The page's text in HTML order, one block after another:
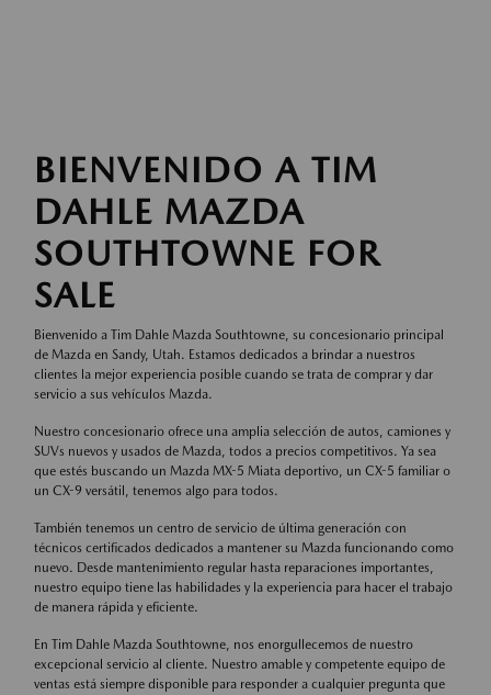
BIENVENIDO A TIM
DAHLE MAZDA
SOUTHTOWNE FOR
SALE
Bienvenido a Tim Dahle Mazda Southtowne, su concesionario principal
de Mazda en Sandy, Utah. Estamos dedicados a brindar a nuestros
clientes la mejor experiencia posible cuando se trata de comprar y dar
servicio a sus vehículos Mazda.
Nuestro concesionario ofrece una amplia selección de autos, camiones y
SUVs nuevos y usados de Mazda, todos a precios competitivos. Ya sea
que estés buscando un Mazda MX-5 Miata deportivo, un CX-5 familiar o
un CX-9 versátil, tenemos algo para todos.
También tenemos un centro de servicio de última generación con
técnicos certificados dedicados a mantener su Mazda funcionando como
nuevo. Desde mantenimiento regular hasta reparaciones importantes,
nuestro equipo tiene las habilidades y la experiencia para hacer el trabajo
de manera rápida y eficiente.
En Tim Dahle Mazda Southtowne, nos enorgullecemos de nuestro
excepcional servicio al cliente. Nuestro amable y competente equipo de
ventas está siempre disponible para responder a cualquier pregunta que